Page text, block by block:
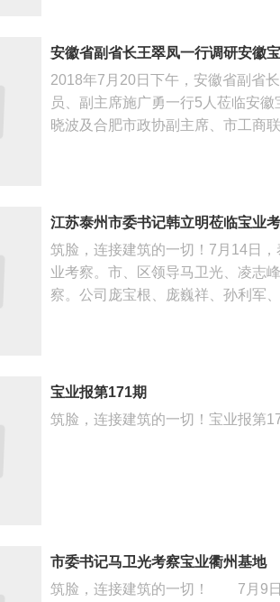
安徽省副省长王翠凤一行调研安徽
2018年7月20日下午，安徽省副省
员、副主席施广勇一行5人莅临安
晓波及合肥市政协副主席、市工商
江苏泰州市委书记韩立明莅临宝业
筑脸，连接建筑的一切！7月14日
业考察。市、区领导马卫光、凌志
察。公司庞宝根、庞巍祥、孙利军
宝业报第171期
筑脸，连接建筑的一切！宝业报第
市委书记马卫光考察宝业衢州基地
筑脸，连接建筑的一切！ 7月9日